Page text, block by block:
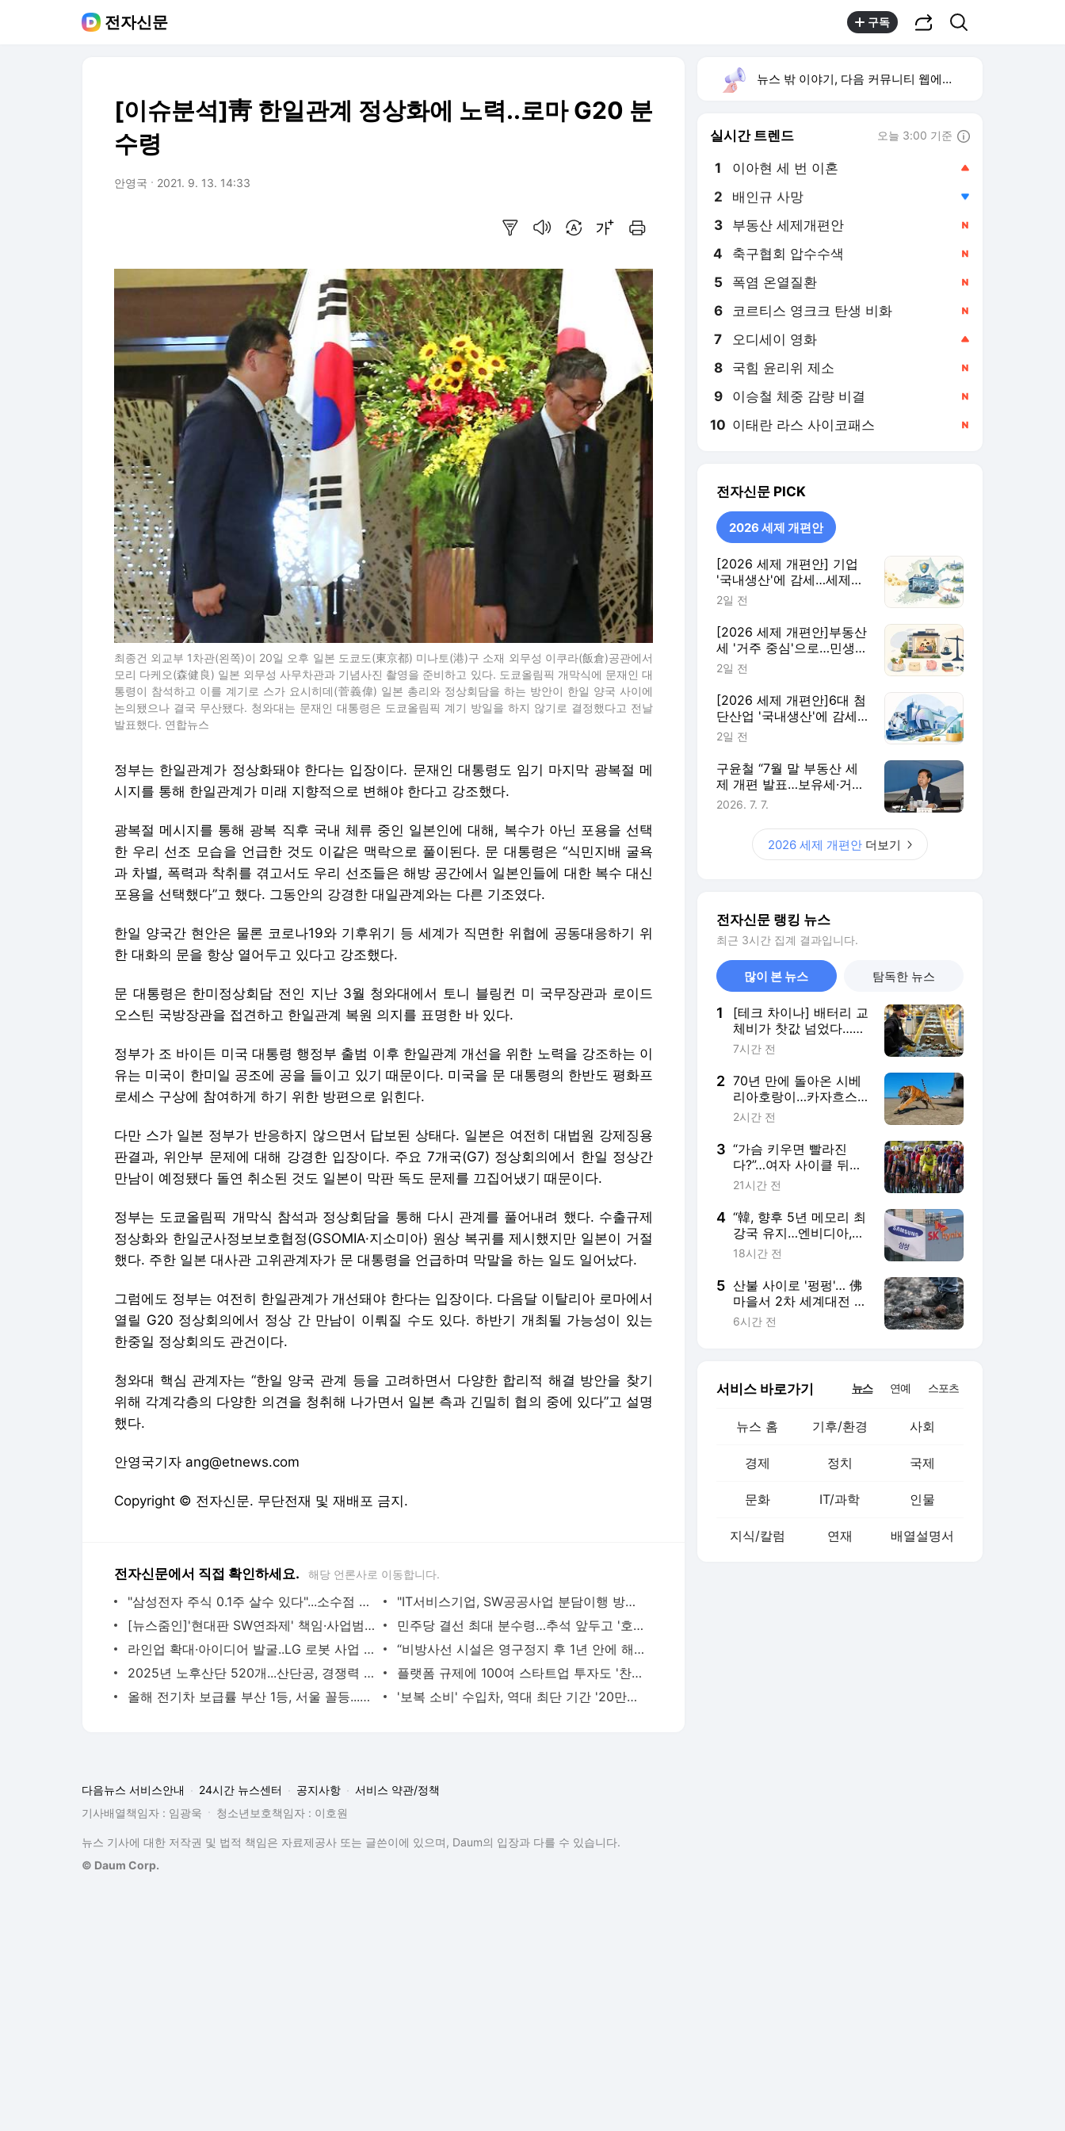
전자신문 구독
[이슈분석]靑 한일관계 정상화에 노력..로마 G20 분
수령
안영국 2021. 9. 13. 14:33
최종건 외교부 1차관(왼쪽)이 20일 오후 일본 도쿄도(東京都) 미나토(港)구 소재 외무성 이쿠라(飯倉)공관에서
모리 다케오(森健良) 일본 외무성 사무차관과 기념사진 촬영을 준비하고 있다. 도쿄올림픽 개막식에 문재인 대
통령이 참석하고 이를 계기로 스가 요시히데(菅義偉) 일본 총리와 정상회담을 하는 방안이 한일 양국 사이에
논의됐으나 결국 무산됐다. 청와대는 문재인 대통령은 도쿄올림픽 계기 방일을 하지 않기로 결정했다고 전날
발표했다. 연합뉴스
정부는 한일관계가 정상화돼야 한다는 입장이다. 문재인 대통령도 임기 마지막 광복절 메
시지를 통해 한일관계가 미래 지향적으로 변해야 한다고 강조했다.
광복절 메시지를 통해 광복 직후 국내 체류 중인 일본인에 대해, 복수가 아닌 포용을 선택
한 우리 선조 모습을 언급한 것도 이같은 맥락으로 풀이된다. 문 대통령은 “식민지배 굴욕
과 차별, 폭력과 착취를 겪고서도 우리 선조들은 해방 공간에서 일본인들에 대한 복수 대신
포용을 선택했다”고 했다. 그동안의 강경한 대일관계와는 다른 기조였다.
한일 양국간 현안은 물론 코로나19와 기후위기 등 세계가 직면한 위협에 공동대응하기 위
한 대화의 문을 항상 열어두고 있다고 강조했다.
문 대통령은 한미정상회담 전인 지난 3월 청와대에서 토니 블링컨 미 국무장관과 로이드
오스틴 국방장관을 접견하고 한일관계 복원 의지를 표명한 바 있다.
정부가 조 바이든 미국 대통령 행정부 출범 이후 한일관계 개선을 위한 노력을 강조하는 이
유는 미국이 한미일 공조에 공을 들이고 있기 때문이다. 미국을 문 대통령의 한반도 평화프
로세스 구상에 참여하게 하기 위한 방편으로 읽힌다.
다만 스가 일본 정부가 반응하지 않으면서 답보된 상태다. 일본은 여전히 대법원 강제징용
판결과, 위안부 문제에 대해 강경한 입장이다. 주요 7개국(G7) 정상회의에서 한일 정상간
만남이 예정됐다 돌연 취소된 것도 일본이 막판 독도 문제를 끄집어냈기 때문이다.
정부는 도쿄올림픽 개막식 참석과 정상회담을 통해 다시 관계를 풀어내려 했다. 수출규제
정상화와 한일군사정보보호협정(GSOMIA·지소미아) 원상 복귀를 제시했지만 일본이 거절
했다. 주한 일본 대사관 고위관계자가 문 대통령을 언급하며 막말을 하는 일도 일어났다.
그럼에도 정부는 여전히 한일관계가 개선돼야 한다는 입장이다. 다음달 이탈리아 로마에서
열릴 G20 정상회의에서 정상 간 만남이 이뤄질 수도 있다. 하반기 개최될 가능성이 있는
한중일 정상회의도 관건이다.
청와대 핵심 관계자는 “한일 양국 관계 등을 고려하면서 다양한 합리적 해결 방안을 찾기
위해 각계각층의 다양한 의견을 청취해 나가면서 일본 측과 긴밀히 협의 중에 있다”고 설명
했다.
안영국기자 ang@etnews.com
Copyright © 전자신문. 무단전재 및 재배포 금지.
전자신문에서 직접 확인하세요. 해당 언론사로 이동합니다.
"삼성전자 주식 0.1주 살수 있다"...소수점 매매 도입
"IT서비스기업, SW공공사업 분담이행 방식 선호"
[뉴스줌인]'현대판 SW연좌제' 책임·사업범위 명확화해야
민주당 결선 최대 분수령…추석 앞두고 '호남표심 올인'
라인업 확대·아이디어 발굴..LG 로봇 사업 가속화
“비방사선 시설은 영구정지 후 1년 안에 해체”...국회, 원안법 개정안 발의 추진
2025년 노후산단 520개...산단공, 경쟁력 강화 전략 찾는다
플랫폼 규제에 100여 스타트업 투자도 '찬물'
올해 전기차 보급률 부산 1등, 서울 꼴등...정부 로드맵 '비상'
'보복 소비' 수입차, 역대 최단 기간 '20만대' 돌파…"올해 30만대 넘본다"
뉴스 밖 이야기, 다음 커뮤니티 웹에서 보기
실시간 트렌드 오늘 3:00 기준
1 이아현 세 번 이혼
2 배인규 사망
3 부동산 세제개편안
4 축구협회 압수수색
5 폭염 온열질환
6 코르티스 영크크 탄생 비화
7 오디세이 영화
8 국힘 윤리위 제소
9 이승철 체중 감량 비결
10 이태란 라스 사이코패스
전자신문 PICK
2026 세제 개편안
[2026 세제 개편안] 기업
'국내생산'에 감세…세제로
산업·자금 지방행 유도
2일 전
[2026 세제 개편안]부동산
세 '거주 중심'으로…민생
지원 확대·세제 혜택 115개
2일 전
[2026 세제 개편안]6대 첨
단산업 '국내생산'에 감세…
핵심부품 생산량에 따라 지
2일 전
구윤철 “7월 말 부동산 세
제 개편 발표…보유세·거래
세 균형 검토”
2026. 7. 7.
2026 세제 개편안 더보기
전자신문 랭킹 뉴스
최근 3시간 집계 결과입니다.
많이 본 뉴스 탐독한 뉴스
1
[테크 차이나] 배터리 교
체비가 찻값 넘었다…中
전기차 재활용 체계 시
7시간 전
2 70년 만에 돌아온 시베
리아호랑이…카자흐스
탄 야생에 풀렸다
2시간 전
3 “가슴 키우면 빨라진
다?”…여자 사이클 뒤흔
든 '가슴 게이트'
21시간 전
4 “韓, 향후 5년 메모리 최
강국 유지…엔비디아,
HBM 독주 흔들”
18시간 전
5 산불 사이로 '펑펑'… 佛
마을서 2차 세계대전 폭
발물 400여개 무더기
6시간 전
서비스 바로가기 뉴스 연예 스포츠
뉴스 홈 기후/환경 사회
경제 정치 국제
문화 IT/과학 인물
지식/칼럼 연재 배열설명서
다음뉴스 서비스안내 24시간 뉴스센터 공지사항
서비스 약관/정책
기사배열책임자 : 임광욱
청소년보호책임자 : 이호원
뉴스 기사에 대한 저작권 및 법적 책임은 자료제공사 또는 글쓴이에 있으며, Daum의 입장과 다를 수 있습니다.
© Daum Corp.